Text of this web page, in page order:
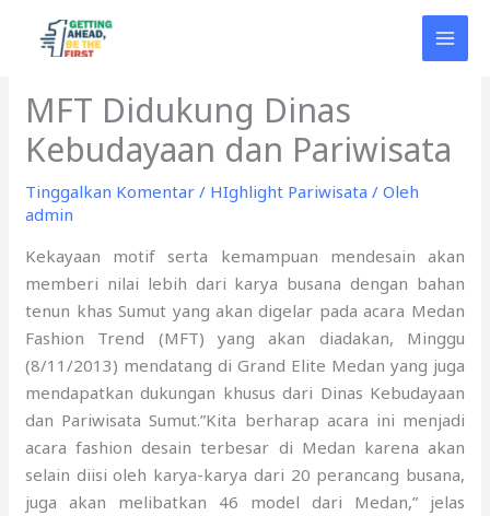
MFT Didukung Dinas
Kebudayaan dan Pariwisata
Tinggalkan Komentar / HIghlight Pariwisata / Oleh
admin
Kekayaan motif serta kemampuan mendesain akan
memberi nilai lebih dari karya busana dengan bahan
tenun khas Sumut yang akan digelar pada acara Medan
Fashion Trend (MFT) yang akan diadakan, Minggu
(8/11/2013) mendatang di Grand Elite Medan yang juga
mendapatkan dukungan khusus dari Dinas Kebudayaan
dan Pariwisata Sumut.”Kita berharap acara ini menjadi
acara fashion desain terbesar di Medan karena akan
selain diisi oleh karya-karya dari 20 perancang busana,
juga akan melibatkan 46 model dari Medan,” jelas